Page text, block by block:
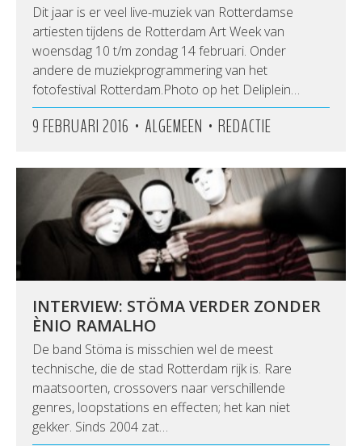
Dit jaar is er veel live-muziek van Rotterdamse
artiesten tijdens de Rotterdam Art Week van
woensdag 10 t/m zondag 14 februari. Onder
andere de muziekprogrammering van het
fotofestival Rotterdam.Photo op het Deliplein…
9 FEBRUARI 2016 • ALGEMEEN • REDACTIE
INTERVIEW: STÖMA VERDER ZONDER
ÈNIO RAMALHO
De band Stöma is misschien wel de meest
technische, die de stad Rotterdam rijk is. Rare
maatsoorten, crossovers naar verschillende
genres, loopstations en effecten; het kan niet
gekker. Sinds 2004 zat…